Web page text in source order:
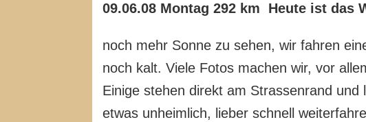
09.06.08 Montag 292 km Heute ist das
noch mehr Sonne zu sehen, wir fahren
noch kalt. Viele Fotos machen wir, vor
Einige stehen direkt am Strassenrand
etwas unheimlich, lieber schnell